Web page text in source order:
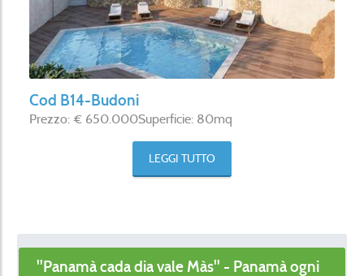
Cod B14-Budoni
Prezzo: € 650.000Superficie: 80mq
LEGGI TUTTO
"Panamà cada dia vale Màs" - Panamà ogni